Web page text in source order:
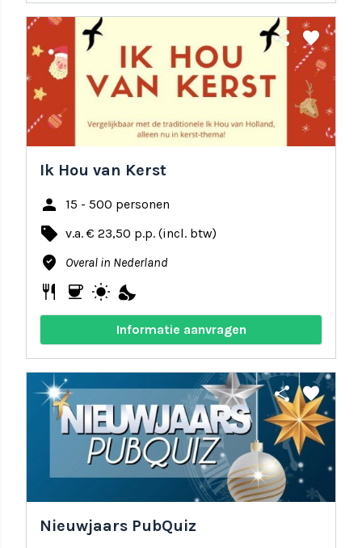
share favorite
Ik Hou van Kerst
person 15 - 500 personen
local_offer v.a. € 23,50 p.p. (incl. btw)
where_to_vote Overal in Nederland
restaurant coffee wb_sunny nights_stay
Informatie aanvragen
share favorite
Nieuwjaars PubQuiz